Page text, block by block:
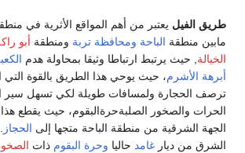
طريق الفيل يعتبر من أهم المواقع الأثرية في
مابين منطقة الباحة ومحافظة تربة ومنطقة أبو
الخيالة , حيث يرتبط ارتباطا وثيقا بمحاولة هدم
أبرهة الأشرم، حيث يوحي هذا الطريق بالقوة
ترصف الحجارة ولمسافات طويلة لكي تسهل سير
الحرات والصخور الصلبةحرةالبقوم، حيث يقطع
الجهة الشرقية من منطقة الباحة متجها إلى الحجاز
الشرق من ديار غامد حاليا وحرة البقوم ذات